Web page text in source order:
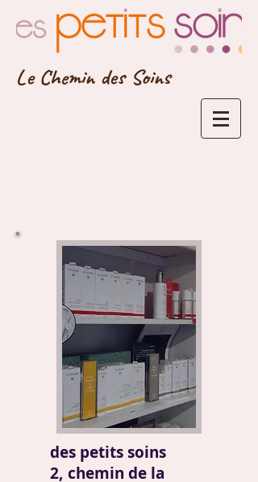
Le Chemin des Soins
des petits soins
2, chemin de la